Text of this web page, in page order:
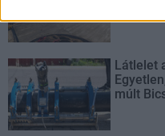
Látlelet
múlt